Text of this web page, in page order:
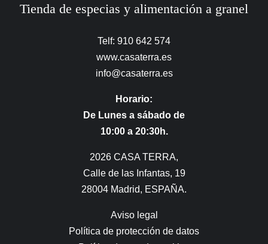
Tienda de especias y alimentación a granel
Telf: 910 642 574
www.casaterra.es
info@casaterra.es
Horario:
De Lunes a sábado de
10:00 a 20:30h.
2026 CASA TERRA,
Calle de las Infantas, 19
28004 Madrid, ESPAÑA.
Aviso legal
Política de protección de datos